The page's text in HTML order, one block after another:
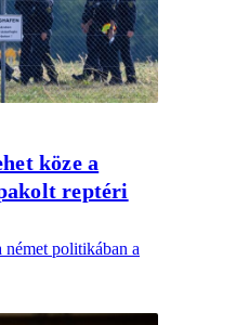
köze a
reptéri
politikában a